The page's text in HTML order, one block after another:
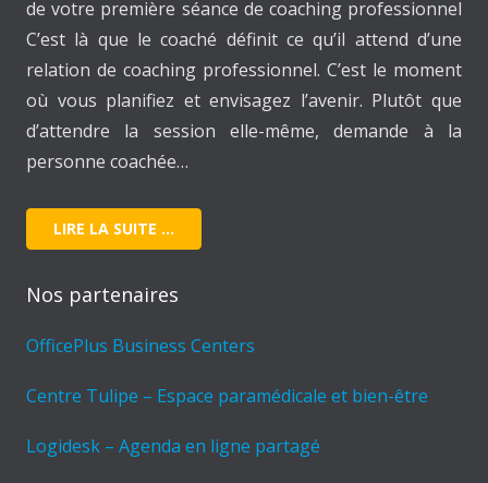
de votre première séance de coaching professionnel
C’est là que le coaché définit ce qu’il attend d’une
relation de coaching professionnel. C’est le moment
où vous planifiez et envisagez l’avenir. Plutôt que
d’attendre la session elle-même, demande à la
personne coachée…
LIRE LA SUITE …
Nos partenaires
OfficePlus Business Centers
Centre Tulipe – Espace paramédicale et bien-être
Logidesk – Agenda en ligne partagé